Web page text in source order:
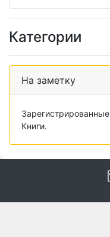
Категории
На заметку
Книги.